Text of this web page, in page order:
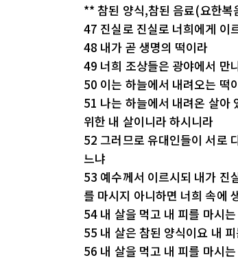
** 참된 양식,참된 음료(요한
47 진실로 진실로 너희에게 이
48 내가 곧 생명의 떡이라
49 너희 조상들은 광야에서 만
50 이는 하늘에서 내려오는 떡
51 나는 하늘에서 내려온 살아
위한 내 살이니라 하시니라
52 그러므로 유대인들이 서로
느냐
53 예수께서 이르시되 내가 진
를 마시지 아니하면 너희 속에
54 내 살을 먹고 내 피를 마시
55 내 살은 참된 양식이요 내
56 내 살을 먹고 내 피를 마시